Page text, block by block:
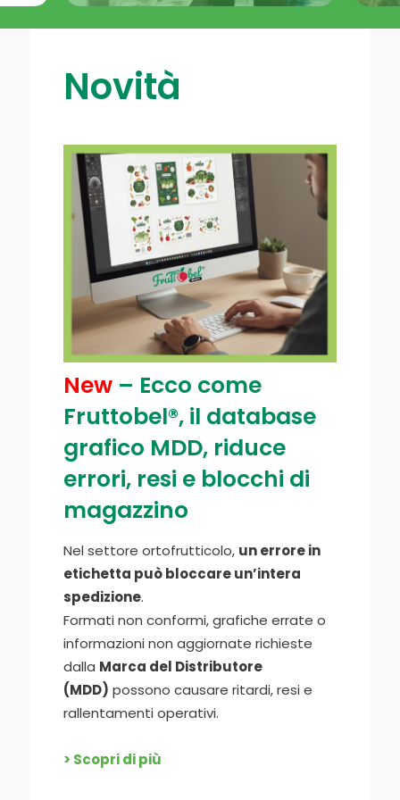
Novità
New – Ecco come
Fruttobel®, il database
grafico MDD, riduce
errori, resi e blocchi di
magazzino
Nel settore ortofrutticolo, un errore in
etichetta può bloccare un’intera
spedizione.
Formati non conformi, grafiche errate o
informazioni non aggiornate richieste
dalla Marca del Distributore
(MDD) possono causare ritardi, resi e
rallentamenti operativi.
> Scopri di più